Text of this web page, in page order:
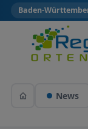
Baden-
News